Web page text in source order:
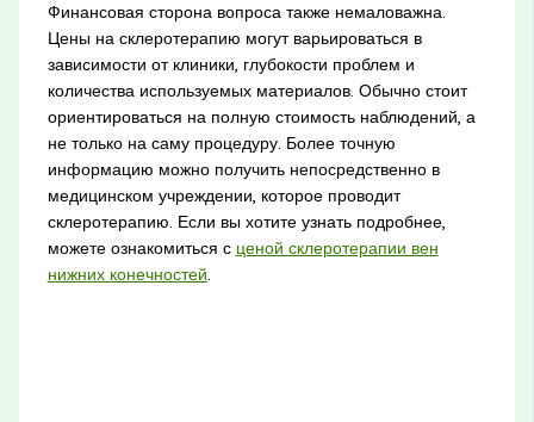
Финансовая сторона вопроса также немаловажна.
Цены на склеротерапию могут варьироваться в
зависимости от клиники, глубокости проблем и
количества используемых материалов. Обычно стоит
ориентироваться на полную стоимость наблюдений, а
не только на саму процедуру. Более точную
информацию можно получить непосредственно в
медицинском учреждении, которое проводит
склеротерапию. Если вы хотите узнать подробнее,
можете ознакомиться с ценой склеротерапии вен
нижних конечностей.